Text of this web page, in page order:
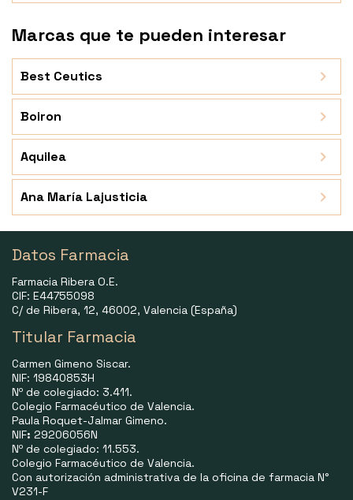
Marcas que te pueden interesar
Best Ceutics
Boiron
Aquilea
Ana María Lajusticia
Datos Farmacia
Farmacia Ribera O.E.
CIF: E44755098
C/ de Ribera, 12, 46002, Valencia (España)
Titular Farmacia
Carmen Gimeno Siscar.
NIF: 19840853H
Nº de colegiado: 3.411.
Colegio Farmacéutico de Valencia.
Paula Roquet-Jalmar Gimeno.
NIF: 29206056N
Nº de colegiado: 11.553.
Colegio Farmacéutico de Valencia.
Con autorización administrativa de la oficina de farmacia N°
V231-F